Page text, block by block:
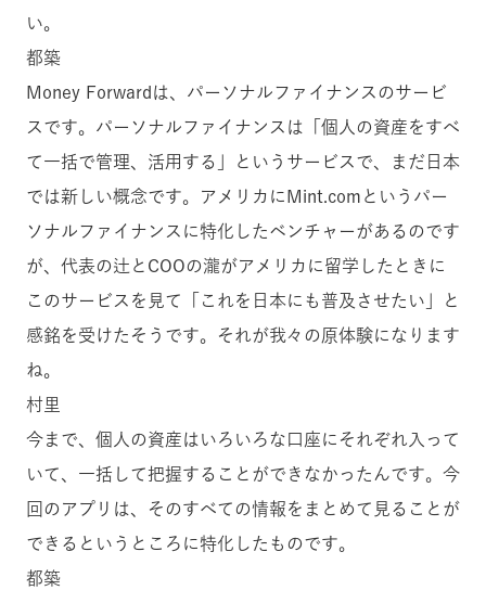
い。
都築
Money Forwardは、パーソナルファイナンスのサービ
スです。パーソナルファイナンスは「個人の資産をすべ
て一括で管理、活用する」というサービスで、まだ日本
では新しい概念です。アメリカにMint.comというパー
ソナルファイナンスに特化したベンチャーがあるのです
が、代表の辻とCOOの瀧がアメリカに留学したときに
このサービスを見て「これを日本にも普及させたい」と
感銘を受けたそうです。それが我々の原体験になります
ね。
村里
今まで、個人の資産はいろいろな口座にそれぞれ入って
いて、一括して把握することができなかったんです。今
回のアプリは、そのすべての情報をまとめて見ることが
できるというところに特化したものです。
都築